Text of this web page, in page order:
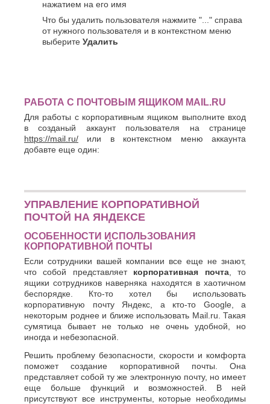
нажатием на его имя
Что бы удалить пользователя нажмите "..." справа
от нужного пользователя и в контекстном меню
выберите Удалить
РАБОТА С ПОЧТОВЫМ ЯЩИКОМ MAIL.RU
Для работы с корпоративным ящиком выполните вход
в созданый аккаунт пользователя на странице
https://mail.ru/ или в контекстном меню аккаунта
добавте еще один:
УПРАВЛЕНИЕ КОРПОРАТИВНОЙ
ПОЧТОЙ НА ЯНДЕКСЕ
ОСОБЕННОСТИ ИСПОЛЬЗОВАНИЯ
КОРПОРАТИВНОЙ ПОЧТЫ
Если сотрудники вашей компании все еще не знают,
что собой представляет корпоративная почта, то
ящики сотрудников наверняка находятся в хаотичном
беспорядке. Кто-то хотел бы использовать
корпоративную почту Яндекс, а кто-то Google, а
некоторым роднее и ближе использовать Mail.ru. Такая
сумятица бывает не только не очень удобной, но
иногда и небезопасной.
Решить проблему безопасности, скорости и комфорта
поможет создание корпоративной почты. Она
представляет собой ту же электронную почту, но имеет
еще больше функций и возможностей. В ней
присутствуют все инструменты, которые необходимы